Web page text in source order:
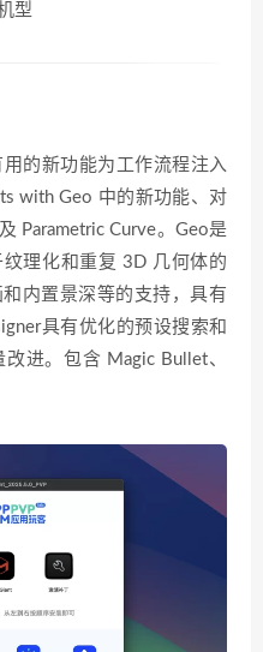
型
的新功能为工作流程注入
with Geo 中的新功能、对
Parametric Curve。Geo是
理化和重复 3D 几何体的
内置景深等的支持，具有
具有优化的预设搜索和
进。包含 Magic Bullet、